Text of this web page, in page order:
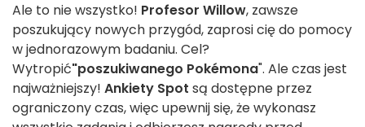
Ale to nie wszystko! Profesor Willow, zawsze
poszukujący nowych przygód, zaprosi cię do pomocy
w jednorazowym badaniu. Cel?
Wytropić"poszukiwanego Pokémona". Ale czas jest
najważniejszy! Ankiety Spot są dostępne przez
ograniczony czas, więc upewnij się, że wykonasz